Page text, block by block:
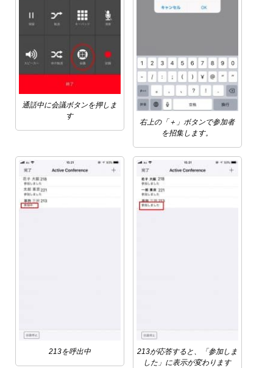
通話中に会議ボタンを押しま
す
右上の「＋」ボタンで参加者
を招集します。
213を呼出中
213が応答すると、「参加しま
した」に表示が変わります